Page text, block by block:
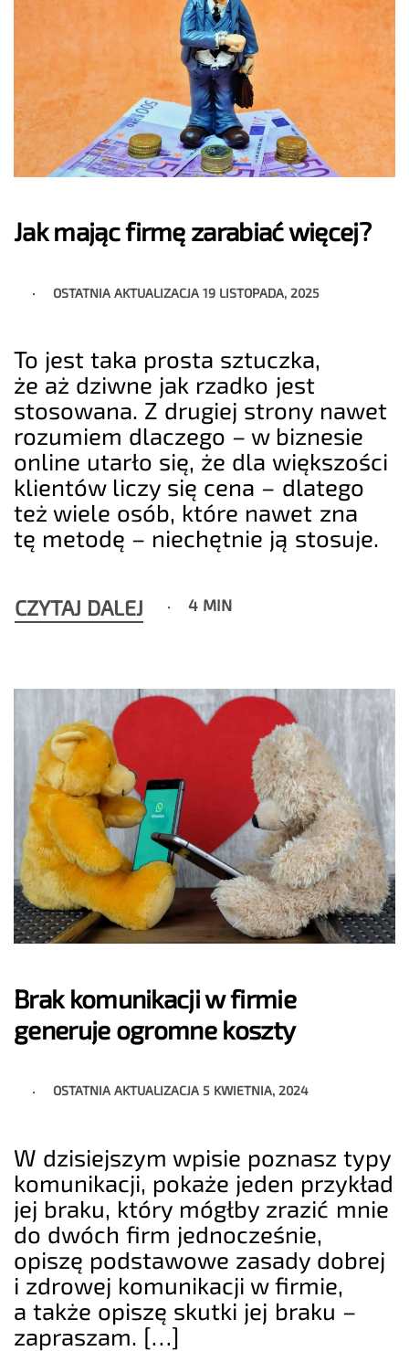
Jak mając firmę zarabiać więcej?
OSTATNIA AKTUALIZACJA19 LISTOPADA, 2025
To jest taka prosta sztuczka,
że aż dziwne jak rzadko jest
stosowana. Z drugiej strony nawet
rozumiem dlaczego – w biznesie
online utarło się, że dla większości
klientów liczy się cena – dlatego
też wiele osób, które nawet zna
tę metodę – niechętnie ją stosuje.
CZYTAJ DALEJ 4 MIN
Brak komunikacji w firmie
generuje ogromne koszty
OSTATNIA AKTUALIZACJA 5 KWIETNIA, 2024
W dzisiejszym wpisie poznasz typy
komunikacji, pokaże jeden przykład
jej braku, który mógłby zrazić mnie
do dwóch firm jednocześnie,
opiszę podstawowe zasady dobrej
i zdrowej komunikacji w firmie,
a także opiszę skutki jej braku –
zapraszam. […]